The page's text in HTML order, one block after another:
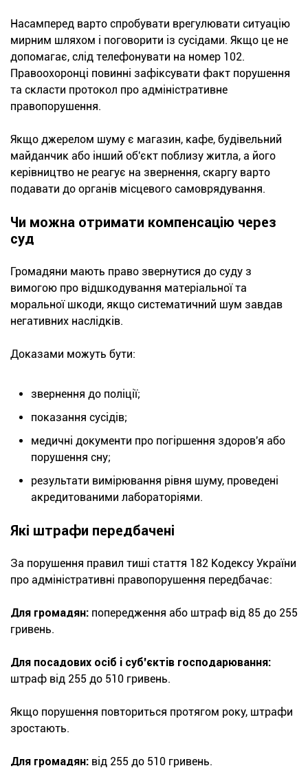
Насамперед варто спробувати врегулювати ситуацію
мирним шляхом і поговорити із сусідами. Якщо це не
допомагає, слід телефонувати на номер 102.
Правоохоронці повинні зафіксувати факт порушення
та скласти протокол про адміністративне
правопорушення.
Якщо джерелом шуму є магазин, кафе, будівельний
майданчик або інший об'єкт поблизу житла, а його
керівництво не реагує на звернення, скаргу варто
подавати до органів місцевого самоврядування.
Чи можна отримати компенсацію через
суд
Громадяни мають право звернутися до суду з
вимогою про відшкодування матеріальної та
моральної шкоди, якщо систематичний шум завдав
негативних наслідків.
Доказами можуть бути:
звернення до поліції;
показання сусідів;
медичні документи про погіршення здоров'я або
порушення сну;
результати вимірювання рівня шуму, проведені
акредитованими лабораторіями.
Які штрафи передбачені
За порушення правил тиші стаття 182 Кодексу України
про адміністративні правопорушення передбачає:
Для громадян: попередження або штраф від 85 до 255
гривень.
Для посадових осіб і суб'єктів господарювання:
штраф від 255 до 510 гривень.
Якщо порушення повториться протягом року, штрафи
зростають.
Для громадян: від 255 до 510 гривень.